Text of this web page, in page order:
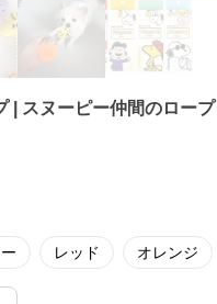
| スヌーピー仲間のロープ
レッド オレンジ